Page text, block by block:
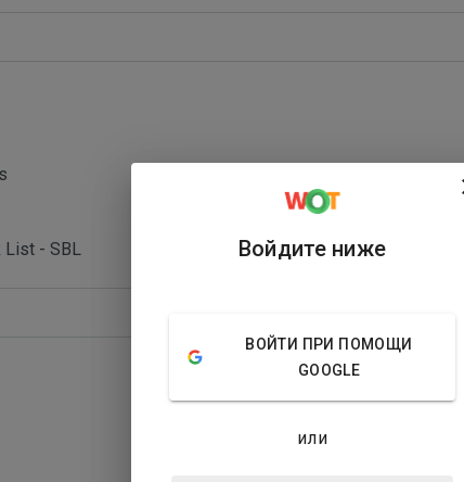
Войдите ниже
ВОЙТИ ПРИ ПОМОЩИ
GOOGLE
или